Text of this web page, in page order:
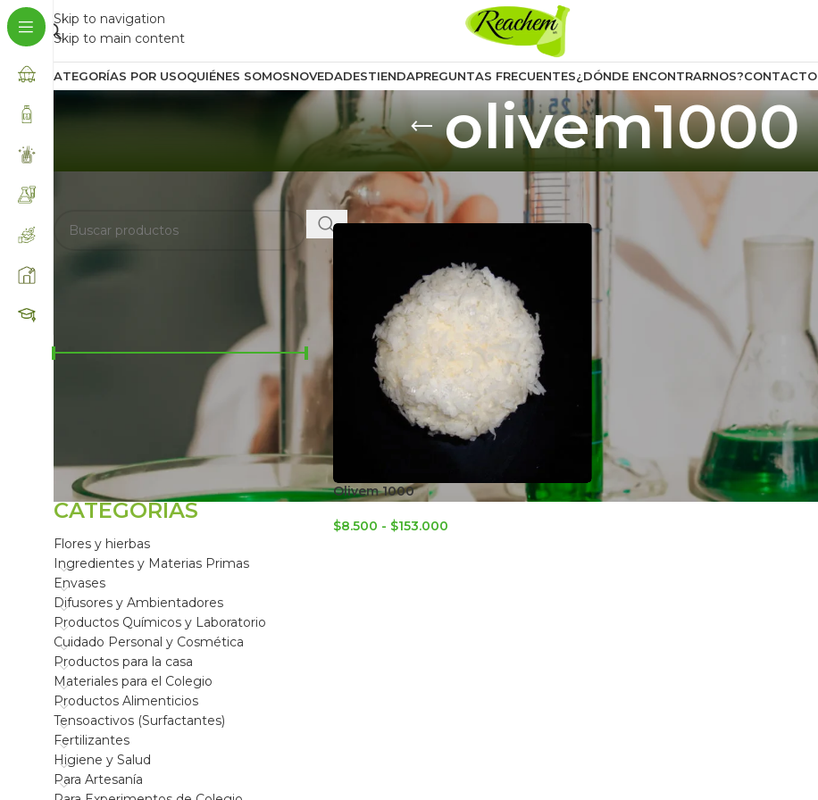
Skip to navigation
Skip to main content
CATEGORÍAS POR USOQUIÉNES SOMOSNOVEDADESTIENDAPREGUNTAS FRECUENTES¿DÓNDE ENCONTRARNOS?CONTACTO
olivem1000
FILTRAR POR PRECIO
$153.000
FILTRAR POR
CATEGORÍAS
Flores y hierbas
Ingredientes y Materias Primas
Envases
Difusores y Ambientadores
Productos Químicos y Laboratorio
Cuidado Personal y Cosmética
Productos para la casa
Materiales para el Colegio
Productos Alimenticios
Tensoactivos (Surfactantes)
Fertilizantes
Higiene y Salud
Para Artesanía
Inicio/Productos etiquetados “olivem1000”
Olivem 1000
$8.500 - $153.000